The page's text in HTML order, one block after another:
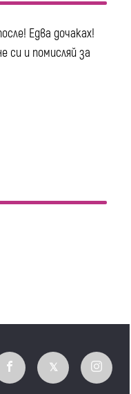
Едва дочаках!
си и помисляй за